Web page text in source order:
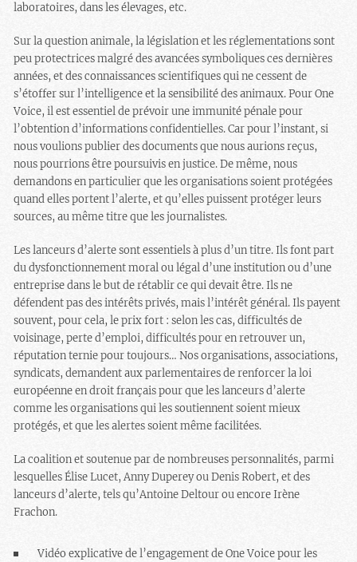
laboratoires, dans les élevages, etc.
Sur la question animale, la législation et les réglementations sont
peu protectrices malgré des avancées symboliques ces dernières
années, et des connaissances scientifiques qui ne cessent de
s’étoffer sur l’intelligence et la sensibilité des animaux. Pour One
Voice, il est essentiel de prévoir une immunité pénale pour
l’obtention d’informations confidentielles. Car pour l’instant, si
nous voulions publier des documents que nous aurions reçus,
nous pourrions être poursuivis en justice. De même, nous
demandons en particulier que les organisations soient protégées
quand elles portent l’alerte, et qu’elles puissent protéger leurs
sources, au même titre que les journalistes.
Les lanceurs d’alerte sont essentiels à plus d’un titre. Ils font part
du dysfonctionnement moral ou légal d’une institution ou d’une
entreprise dans le but de rétablir ce qui devait être. Ils ne
défendent pas des intérêts privés, mais l’intérêt général. Ils payent
souvent, pour cela, le prix fort : selon les cas, difficultés de
voisinage, perte d’emploi, difficultés pour en retrouver un,
réputation ternie pour toujours… Nos organisations, associations,
syndicats, demandent aux parlementaires de renforcer la loi
européenne en droit français pour que les lanceurs d’alerte
comme les organisations qui les soutiennent soient mieux
protégés, et que les alertes soient même facilitées.
La coalition et soutenue par de nombreuses personnalités, parmi
lesquelles Élise Lucet, Anny Duperey ou Denis Robert, et des
lanceurs d’alerte, tels qu’Antoine Deltour ou encore Irène
Frachon.
Vidéo explicative de l’engagement de One Voice pour les